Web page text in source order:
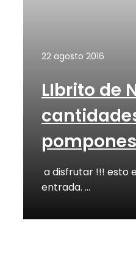
22 agosto 2016
LIbrito de
pompones
a disfrutar !!! esto
entrada. …